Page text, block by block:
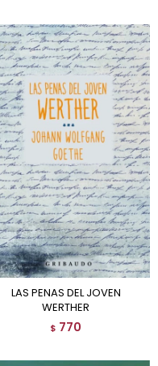
LAS PENAS DEL JOVEN
WERTHER
$ 770